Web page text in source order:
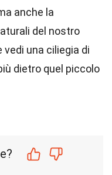
anche la
del nostro
una ciliegia di
dietro quel piccolo